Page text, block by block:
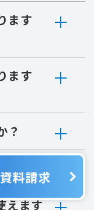
ます
ます
？
えます